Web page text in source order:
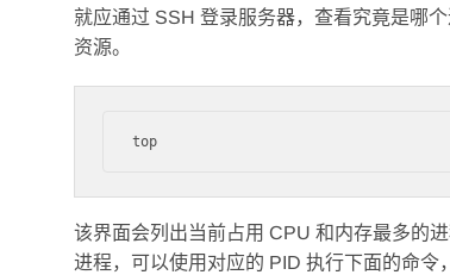
就应通过 SSH 登录服务器，查看究竟是哪
资源。
该界面会列出当前占用 CPU 和内存最多的
进程，可以使用对应的 PID 执行下面的命令